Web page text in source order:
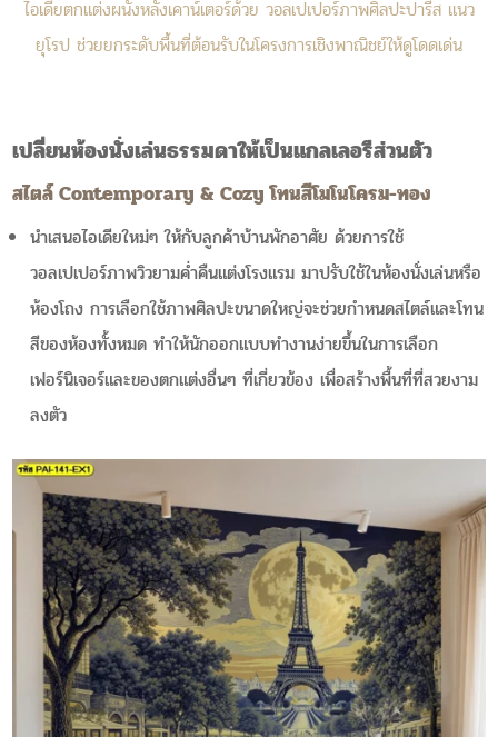
ไอเดียตกแต่งผนังหลังเคาน์เตอร์ด้วย วอลเปเปอร์ภาพศิลปะปารีส แนว
ยุโรป ช่วยยกระดับพื้นที่ต้อนรับในโครงการเชิงพาณิชย์ให้ดูโดดเด่น
เปลี่ยนห้องนั่งเล่นธรรมดาให้เป็นแกลเลอรีส่วนตัว
สไตล์ Contemporary & Cozy โทนสีโมโนโครม-ทอง
นำเสนอไอเดียใหม่ๆ ให้กับลูกค้าบ้านพักอาศัย ด้วยการใช้
วอลเปเปอร์ภาพวิวยามค่ำคืนแต่งโรงแรม มาปรับใช้ในห้องนั่งเล่นหรือ
ห้องโถง การเลือกใช้ภาพศิลปะขนาดใหญ่จะช่วยกำหนดสไตล์และโทน
สีของห้องทั้งหมด ทำให้นักออกแบบทำงานง่ายขึ้นในการเลือก
เฟอร์นิเจอร์และของตกแต่งอื่นๆ ที่เกี่ยวข้อง เพื่อสร้างพื้นที่ที่สวยงาม
ลงตัว